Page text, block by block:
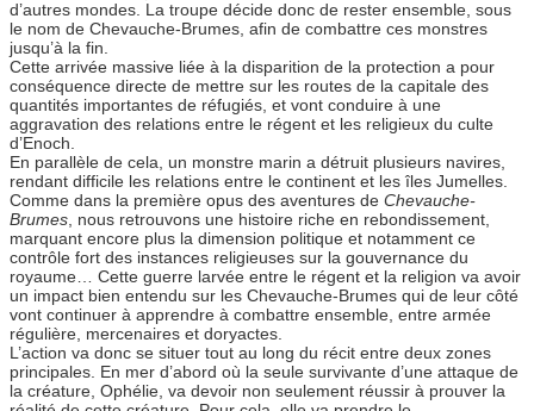
d’autres mondes. La troupe décide donc de rester ensemble, sous
le nom de Chevauche-Brumes, afin de combattre ces monstres
jusqu’à la fin.
Cette arrivée massive liée à la disparition de la protection a pour
conséquence directe de mettre sur les routes de la capitale des
quantités importantes de réfugiés, et vont conduire à une
aggravation des relations entre le régent et les religieux du culte
d’Enoch.
En parallèle de cela, un monstre marin a détruit plusieurs navires,
rendant difficile les relations entre le continent et les îles Jumelles.
Comme dans la première opus des aventures de Chevauche-
Brumes, nous retrouvons une histoire riche en rebondissement,
marquant encore plus la dimension politique et notamment ce
contrôle fort des instances religieuses sur la gouvernance du
royaume… Cette guerre larvée entre le régent et la religion va avoir
un impact bien entendu sur les Chevauche-Brumes qui de leur côté
vont continuer à apprendre à combattre ensemble, entre armée
régulière, mercenaires et doryactes.
L’action va donc se situer tout au long du récit entre deux zones
principales. En mer d’abord où la seule survivante d’une attaque de
la créature, Ophélie, va devoir non seulement réussir à prouver la